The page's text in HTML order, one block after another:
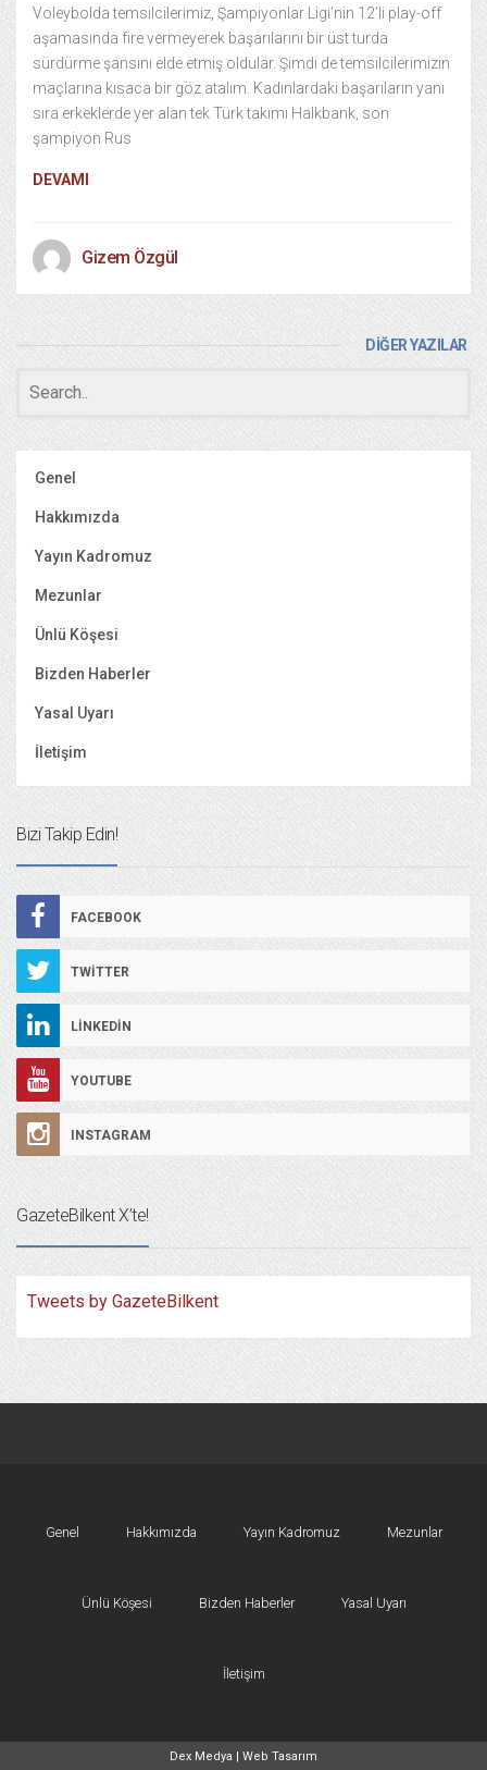
Voleybolda temsilcilerimiz, Şampiyonlar Ligi’nin 12’li play-off
aşamasında fire vermeyerek başarılarını bir üst turda
sürdürme şansını elde etmiş oldular. Şimdi de temsilcilerimizin
maçlarına kısaca bir göz atalım. Kadınlardaki başarıların yanı
sıra erkeklerde yer alan tek Türk takımı Halkbank, son
şampiyon Rus
DEVAMI
Gizem Özgül
DİĞER YAZILAR
Genel
Hakkımızda
Yayın Kadromuz
Mezunlar
Ünlü Köşesi
Bizden Haberler
Yasal Uyarı
İletişim
Bizi Takip Edin!
FACEBOOK
TWITTER
LINKEDIN
YOUTUBE
INSTAGRAM
GazeteBilkent X’te!
Tweets by GazeteBilkent
Genel Hakkımızda Yayın Kadromuz Mezunlar
Ünlü Köşesi Bizden Haberler Yasal Uyarı
İletişim
Dex Medya | Web Tasarım